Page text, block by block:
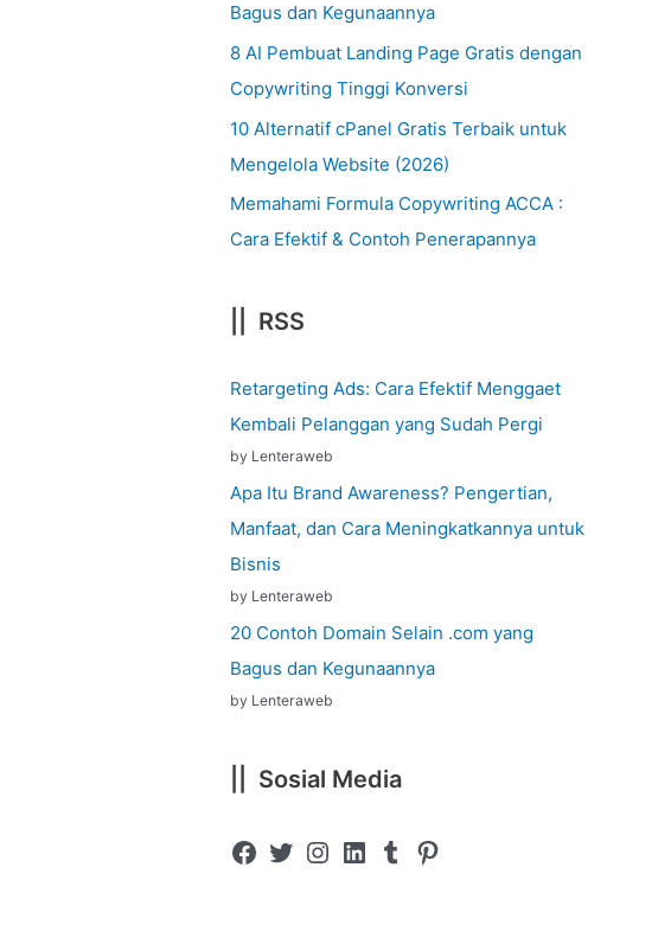
Bagus dan Kegunaannya
8 AI Pembuat Landing Page Gratis dengan
Copywriting Tinggi Konversi
10 Alternatif cPanel Gratis Terbaik untuk
Mengelola Website (2026)
Memahami Formula Copywriting ACCA :
Cara Efektif & Contoh Penerapannya
|| RSS
Retargeting Ads: Cara Efektif Menggaet
Kembali Pelanggan yang Sudah Pergi
by Lenteraweb
Apa Itu Brand Awareness? Pengertian,
Manfaat, dan Cara Meningkatkannya untuk
Bisnis
by Lenteraweb
20 Contoh Domain Selain .com yang
Bagus dan Kegunaannya
by Lenteraweb
|| Sosial Media